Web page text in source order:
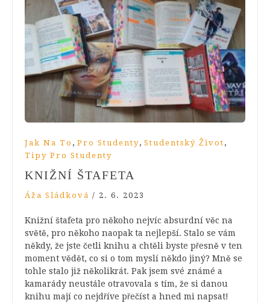
Jak Na To , Pro Studenty, Studentský Život ,
Tipy Pro Studenty
KNIŽNÍ ŠTAFETA
Áža Sládková / 2. 6. 2023
Knižní štafeta pro někoho nejvíc absurdní věc na
světě, pro někoho naopak ta nejlepší. Stalo se vám
někdy, že jste četli knihu a chtěli byste přesně v ten
moment vědět, co si o tom myslí někdo jiný? Mně se
tohle stalo již několikrát. Pak jsem své známé a
kamarády neustále otravovala s tím, že si danou
knihu mají co nejdříve přečíst a hned mi napsat!